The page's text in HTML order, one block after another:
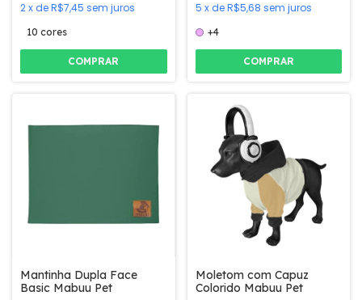
2x deR$7,45 sem juros
10 cores
COMPRAR
5 x deR$5,68 sem juros
+4
COMPRAR
Mantinha Dupla Face
Basic Mabuu Pet
Moletom com Capuz
Colorido Mabuu Pet